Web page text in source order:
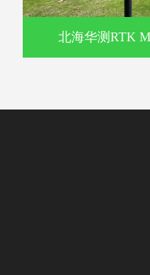
北海华测RTK